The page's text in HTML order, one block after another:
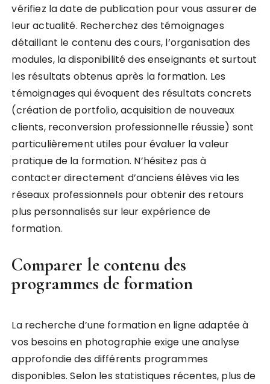
vérifiez la date de publication pour vous assurer de
leur actualité. Recherchez des témoignages
détaillant le contenu des cours, l’organisation des
modules, la disponibilité des enseignants et surtout
les résultats obtenus après la formation. Les
témoignages qui évoquent des résultats concrets
(création de portfolio, acquisition de nouveaux
clients, reconversion professionnelle réussie) sont
particulièrement utiles pour évaluer la valeur
pratique de la formation. N’hésitez pas à
contacter directement d’anciens élèves via les
réseaux professionnels pour obtenir des retours
plus personnalisés sur leur expérience de
formation.
Comparer le contenu des
programmes de formation
La recherche d’une formation en ligne adaptée à
vos besoins en photographie exige une analyse
approfondie des différents programmes
disponibles. Selon les statistiques récentes, plus de